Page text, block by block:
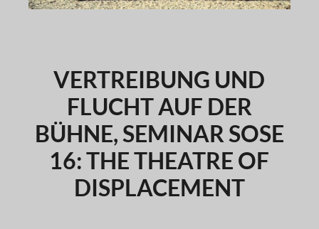
VERTREIBUNG UND
FLUCHT AUF DER
BÜHNE, SEMINAR SOSE
16: THE THEATRE OF
DISPLACEMENT